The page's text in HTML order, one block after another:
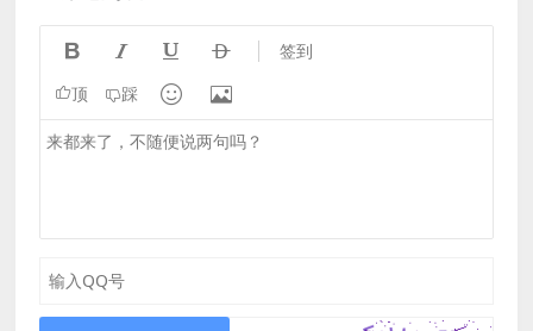
    签到
顶 踩  